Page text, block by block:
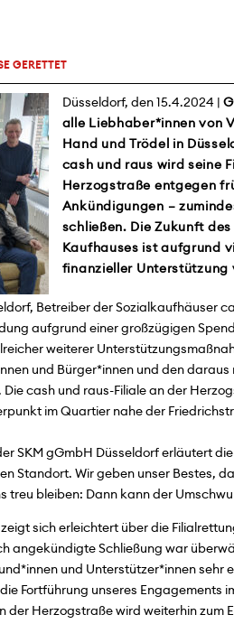
GERETTET
Düsseldorf, den 15.4.2024 |
alle Liebhaber*innen von
Hand und Trödel in
cash und raus wird seine
Herzogstraße entgegen
Ankündigungen –
schließen. Die Zukunft des
Kaufhauses ist aufgrund
finanzieller Unterstützung
Betreiber der Sozialkaufhäuser
aufgrund einer großzügigen
weiterer
und Bürger*innen und den daraus
cash und raus-Filiale an der
im Quartier nahe der
SKM gGmbH Düsseldorf erläutert
Standort. Wir geben unser Bestes,
treu bleiben: Dann kann der
sich erleichtert über die
angekündigte Schließung war
und Unterstützer*innen sehr
Fortführung unseres Engagements
der Herzogstraße wird weiterhin zum